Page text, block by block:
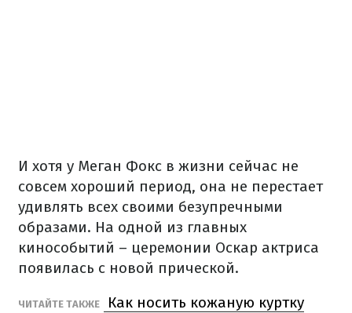
И хотя у Меган Фокс в жизни сейчас не
совсем хороший период, она не перестает
удивлять всех своими безупречными
образами. На одной из главных
кинособытий – церемонии Оскар актриса
появилась с новой прической.
ЧИТАЙТЕ ТАКЖЕ
Как носить кожаную куртку